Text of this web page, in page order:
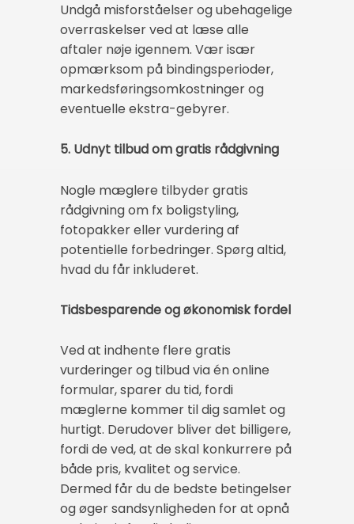
Undgå misforståelser og ubehagelige
overraskelser ved at læse alle
aftaler nøje igennem. Vær især
opmærksom på bindingsperioder,
markedsføringsomkostninger og
eventuelle ekstra-gebyrer.
5. Udnyt tilbud om gratis rådgivning
Nogle mæglere tilbyder gratis
rådgivning om fx boligstyling,
fotopakker eller vurdering af
potentielle forbedringer. Spørg altid,
hvad du får inkluderet.
Tidsbesparende og økonomisk fordel
Ved at indhente flere gratis
vurderinger og tilbud via én online
formular, sparer du tid, fordi
mæglerne kommer til dig samlet og
hurtigt. Derudover bliver det billigere,
fordi de ved, at de skal konkurrere på
både pris, kvalitet og service.
Dermed får du de bedste betingelser
og øger sandsynligheden for at opnå